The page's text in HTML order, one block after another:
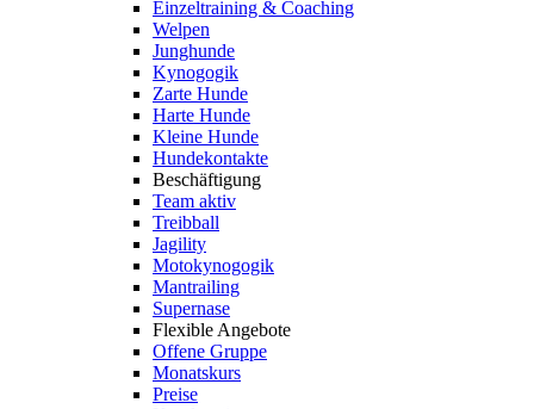
Einzeltraining & Coaching
Welpen
Junghunde
Kynogogik
Zarte Hunde
Harte Hunde
Kleine Hunde
Hundekontakte
Beschäftigung
Team aktiv
Treibball
Jagility
Motokynogogik
Mantrailing
Supernase
Flexible Angebote
Offene Gruppe
Monatskurs
Preise